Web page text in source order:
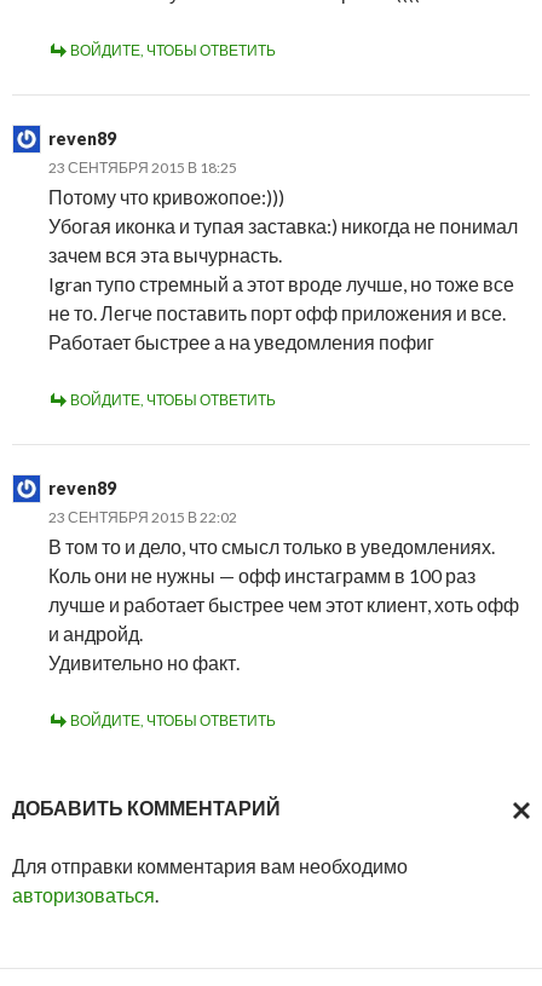
ВОЙДИТЕ, ЧТОБЫ ОТВЕТИТЬ
reven89
23 СЕНТЯБРЯ 2015 В 18:25
Потому что кривожопое:)))
Убогая иконка и тупая заставка:) никогда не понимал
зачем вся эта вычурнасть.
Igran тупо стремный а этот вроде лучше, но тоже все
не то. Легче поставить порт офф приложения и все.
Работает быстрее а на уведомления пофиг
ВОЙДИТЕ, ЧТОБЫ ОТВЕТИТЬ
reven89
23 СЕНТЯБРЯ 2015 В 22:02
В том то и дело, что смысл только в уведомлениях.
Коль они не нужны — офф инстаграмм в 100 раз
лучше и работает быстрее чем этот клиент, хоть офф
и андройд.
Удивительно но факт.
ВОЙДИТЕ, ЧТОБЫ ОТВЕТИТЬ
ДОБАВИТЬ КОММЕНТАРИЙ
Для отправки комментария вам необходимо
авторизоваться.